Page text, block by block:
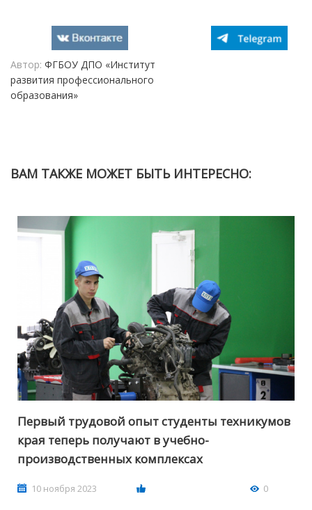
Автор: ФГБОУ ДПО «Институт
развития профессионального
образования»
ВАМ ТАКЖЕ МОЖЕТ БЫТЬ ИНТЕРЕСНО:
Первый трудовой опыт студенты техникумов
края теперь получают в учебно-
производственных комплексах
10 ноября 2023 0